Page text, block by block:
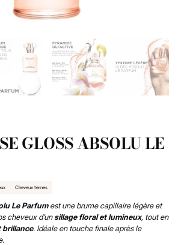
GLOSS ABSOLU LE
Cheveux ternes
Le Parfumest une brume capillaire légère et
cheveux d’un sillage floral et lumineux, tout en
brillance. Idéale en touche finale après le
.